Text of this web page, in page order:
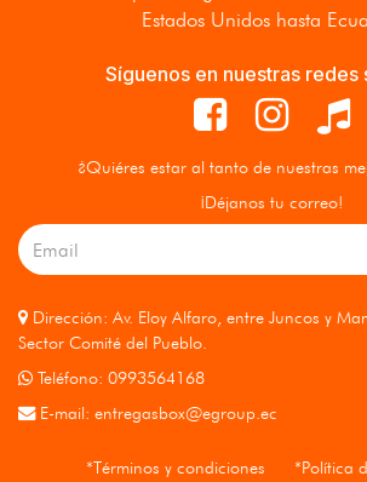
Estados Unidos hasta
Síguenos en nuestras redes
¿Quiéres estar al tanto de nuestras
¡Déjanos tu correo!
Dirección: Av. Eloy Alfaro, entre Juncos y
Sector Comité del Pueblo.
Teléfono: 0993564168
E-mail: entregasbox@egroup.ec
*Términos y condiciones *Política